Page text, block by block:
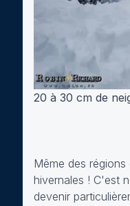
20 à 30 cm de
Même des
hivernales ! C'est
devenir